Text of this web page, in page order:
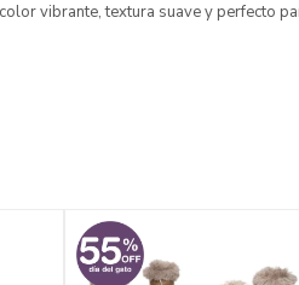
vibrante, textura suave y perfecto